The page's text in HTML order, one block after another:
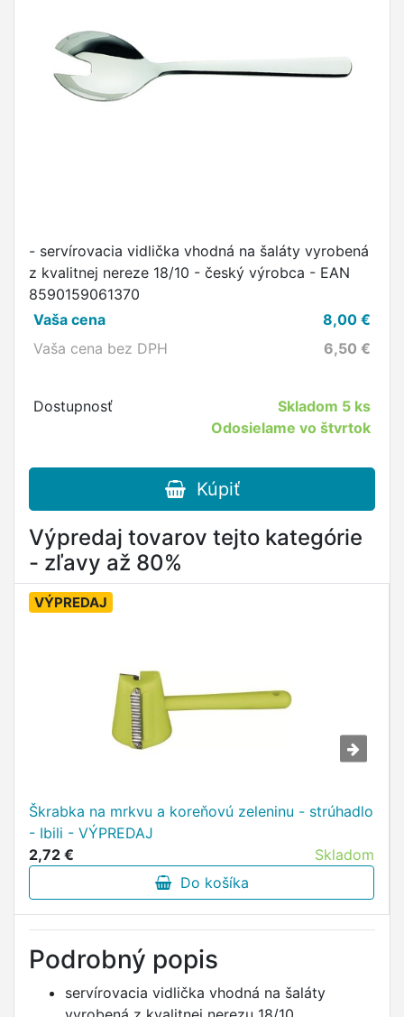
- servírovacia vidlička vhodná na šaláty vyrobená
z kvalitnej nereze 18/10 - český výrobca - EAN
8590159061370
Vaša cena
8,00 €
Vaša cena bez DPH
6,50 €
Dostupnosť Skladom 5 ks
Odosielame vo štvrtok
Kúpiť
Výpredaj tovarov tejto kategórie
- zľavy až 80%
VÝPREDAJ
Škrabka na mrkvu a koreňovú zeleninu - strúhadlo
- Ibili - VÝPREDAJ
2,72 €
Skladom
Do košíka
Podrobný popis
servírovacia vidlička vhodná na šaláty